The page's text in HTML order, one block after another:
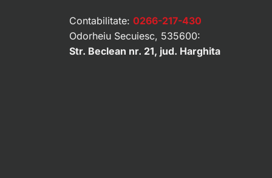
Contabilitate: 0266-217-430
Odorheiu Secuiesc, 535600:
Str. Beclean nr. 21, jud. Harghita